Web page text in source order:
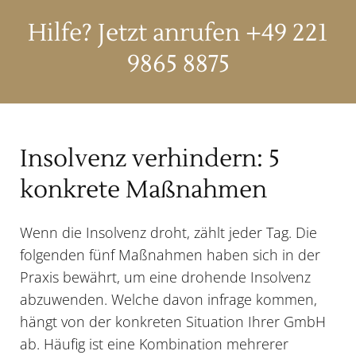
Hilfe? Jetzt anrufen +49 221
9865 8875
Insolvenz verhindern: 5
konkrete Maßnahmen
Wenn die Insolvenz droht, zählt jeder Tag. Die
folgenden fünf Maßnahmen haben sich in der
Praxis bewährt, um eine drohende Insolvenz
abzuwenden. Welche davon infrage kommen,
hängt von der konkreten Situation Ihrer GmbH
ab. Häufig ist eine Kombination mehrerer